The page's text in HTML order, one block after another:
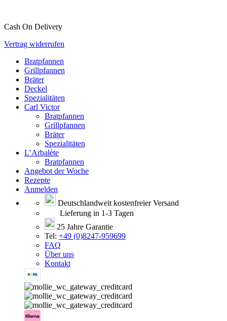
Cash On Delivery
Vertrag widerrufen
Bratpfannen
Grillpfannen
Bräter
Deckel
Spezialitäten
Carl Victor
Bratpfannen
Grillpfannen
Bräter
Spezialitäten
L’Arbalète
Bratpfannen
Angebot der Woche
Rezepte
Anmelden
Deutschlandweit kostenfreier Versand
Lieferung in 1-3 Tagen
25 Jahre Garantie
Tel: +49 (0)8247-959699
FAQ
Über uns
Kontakt